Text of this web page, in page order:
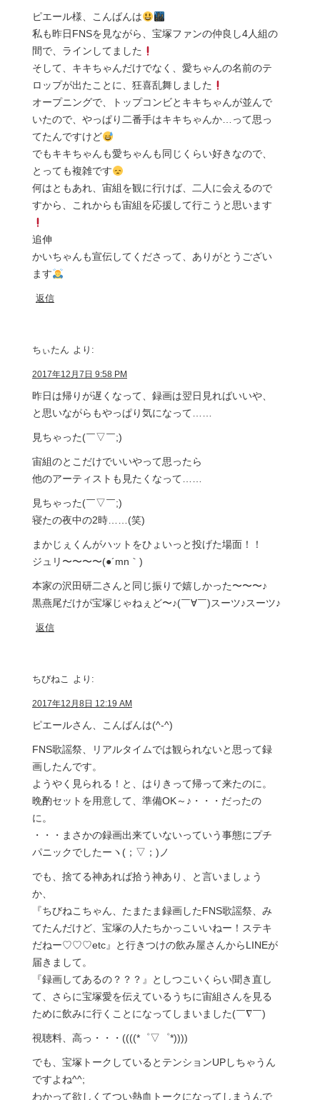
ピエール様、こんばんは
私も昨日FNSを見ながら、宝塚ファンの仲良し4人組の
間で、ラインしてました
そして、キキちゃんだけでなく、愛ちゃんの名前のテ
ロップが出たことに、狂喜乱舞しました
オープニングで、トップコンビとキキちゃんが並んで
いたので、やっぱり二番手はキキちゃんか…って思っ
てたんですけど
でもキキちゃんも愛ちゃんも同じくらい好きなので、
とっても複雑です
何はともあれ、宙組を観に行けば、二人に会えるので
すから、これからも宙組を応援して行こうと思います
追伸
かいちゃんも宣伝してくださって、ありがとうござい
ます
返信
ちぃたん より:
2017年12月7日 9:58 PM
昨日は帰りが遅くなって、録画は翌日見ればいいや、
と思いながらもやっぱり気になって……
見ちゃった(￣▽￣;)
宙組のとこだけでいいやって思ったら
他のアーティストも見たくなって……
見ちゃった(￣▽￣;)
寝たの夜中の2時……(笑)
まかじぇくんがハットをひょいっと投げた場面！！
ジュリ〜〜〜〜(●´mn｀)
本家の沢田研二さんと同じ振りで嬉しかった〜〜〜♪
黒燕尾だけが宝塚じゃねぇど〜♪(￣∀￣)スーツ♪スーツ♪
返信
ちびねこ より:
2017年12月8日 12:19 AM
ピエールさん、こんばんは(^-^)
FNS歌謡祭、リアルタイムでは観られないと思って録
画したんです。
ようやく見られる！と、はりきって帰って来たのに。
晩酌セットを用意して、準備OK～♪・・・だったの
に。
・・・まさかの録画出来ていないっていう事態にプチ
パニックでしたーヽ(；▽；)ノ
でも、捨てる神あれば拾う神あり、と言いましょう
か、
『ちびねこちゃん、たまたま録画したFNS歌謡祭、み
てたんだけど、宝塚の人たちかっこいいねー！ステキ
だねー♡♡♡etc』と行きつけの飲み屋さんからLINEが
届きまして。
『録画してあるの？？？』としつこいくらい聞き直し
て、さらに宝塚愛を伝えているうちに宙組さんを見る
ために飲みに行くことになってしまいました(￣∇￣)
視聴料、高っ・・・((((*゜▽゜*))))
でも、宝塚トークしているとテンションUPしちゃうん
ですよね^^;
わかって欲しくてつい熱血トークになってしまうんで